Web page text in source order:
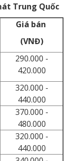
Trung Quốc
Giá bán
(VNĐ)
290.000 -
420.000
320.000 -
440.000
370.000 -
480.000
320.000 -
440.000